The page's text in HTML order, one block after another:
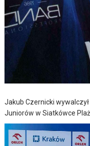
Jakub Czernicki
Juniorów w Siatkówce